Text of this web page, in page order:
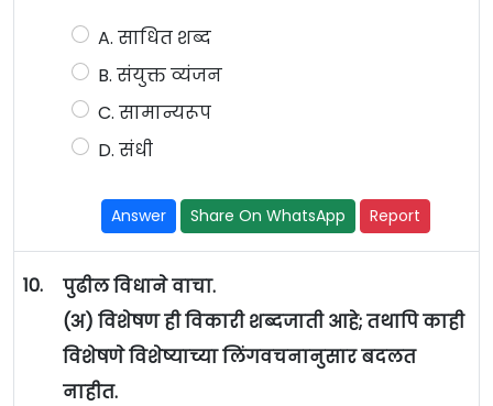
A. साधित शब्द
B. संयुक्त व्यंजन
C. सामान्यरूप
D. संधी
Answer Share On WhatsApp Report
10.
पुढील विधाने वाचा.
(अ) विशेषण ही विकारी शब्दजाती आहे; तथापि काही
विशेषणे विशेष्याच्या लिंगवचनानुसार बदलत
नाहीत.